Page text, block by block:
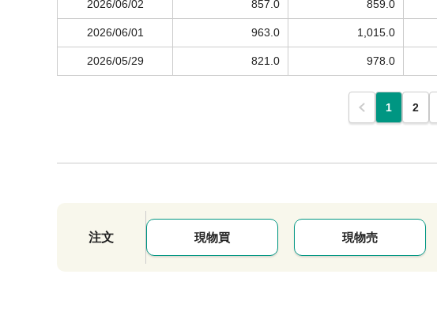
2026/06/02 857.0 859.0
2026/06/01 963.0 1,015.0
2026/05/29 821.0 978.0
1 2
注文 現物買 現物売